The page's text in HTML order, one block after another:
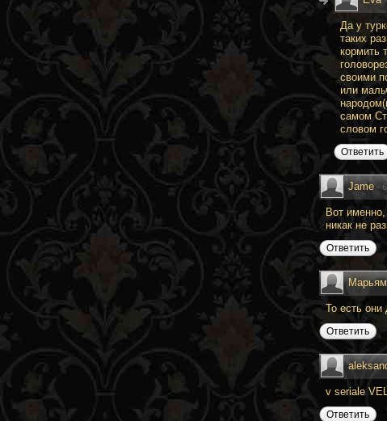
Да у
таких
кормить
своими
или
самом
словом
Ответить
Jame ·
Вот
никак не
Ответить
Марьям
То есть
Ответить
v seriale
Ответить